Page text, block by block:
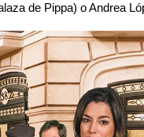
de Pippa) o Andrea